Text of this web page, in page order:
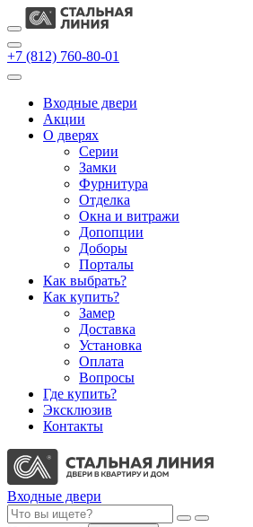
+7 (812) 760-80-01
Входные двери
Акции
О дверях
Cерии
Замки
Фурнитура
Отделка
Окна и витражи
Допопции
Доборы
Порталы
Как выбрать?
Как купить?
Замер
Доставка
Установка
Оплата
Вопросы
Где купить?
Эксклюзив
Контакты
Входные двери